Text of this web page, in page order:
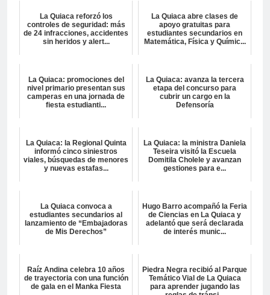
La Quiaca reforzó los
controles de seguridad: más
de 24 infracciones, accidentes
sin heridos y alert...
La Quiaca abre clases de
apoyo gratuitas para
estudiantes secundarios en
Matemática, Física y Químic...
La Quiaca: promociones del
nivel primario presentan sus
camperas en una jornada de
fiesta estudianti...
La Quiaca: avanza la tercera
etapa del concurso para
cubrir un cargo en la
Defensoría
La Quiaca: la Regional Quinta
informó cinco siniestros
viales, búsquedas de menores
y nuevas estafas...
La Quiaca: la ministra Daniela
Teseira visitó la Escuela
Domitila Cholele y avanzan
gestiones para e...
La Quiaca convoca a
estudiantes secundarios al
lanzamiento de “Embajadoras
de Mis Derechos”
Hugo Barro acompañó la Feria
de Ciencias en La Quiaca y
adelantó que será declarada
de interés munic...
Raíz Andina celebra 10 años
de trayectoria con una función
de gala en el Manka Fiesta
Piedra Negra recibió al Parque
Temático Vial de La Quiaca
para aprender jugando las